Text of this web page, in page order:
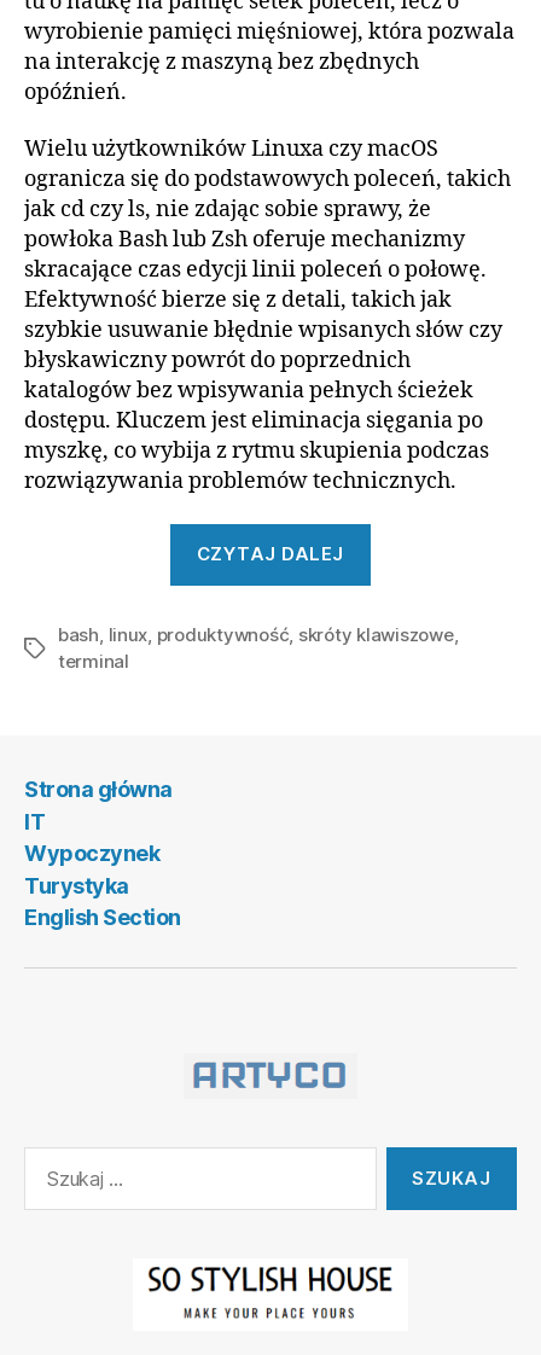
wyrobienie pamięci mięśniowej, która pozwala
na interakcję z maszyną bez zbędnych
opóźnień.
Wielu użytkowników Linuxa czy macOS
ogranicza się do podstawowych poleceń, takich
jak cd czy ls, nie zdając sobie sprawy, że
powłoka Bash lub Zsh oferuje mechanizmy
skracające czas edycji linii poleceń o połowę.
Efektywność bierze się z detali, takich jak
szybkie usuwanie błędnie wpisanych słów czy
błyskawiczny powrót do poprzednich
katalogów bez wpisywania pełnych ścieżek
dostępu. Kluczem jest eliminacja sięgania po
myszkę, co wybija z rytmu skupienia podczas
rozwiązywania problemów technicznych.
CZYTAJ DALEJ
wierszu
Tagi
bash linux produktywność skróty klawiszowe,
terminal
Strona główna
IT
Wypoczynek
Turystyka
English Section